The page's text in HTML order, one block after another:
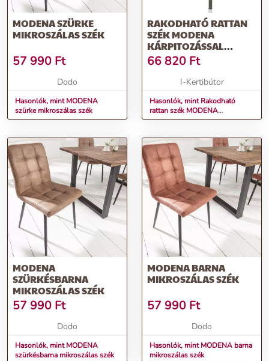
MODENA SZÜRKE
MIKROSZÁLAS SZÉK
57 990 Ft
Dodo
Hasonlók, mint MODENA
szürke mikroszálas szék
RAKODHATÓ RATTAN
SZÉK MODENA
KÁRPITOZÁSSAL
(SZÜRKE)
66 820 Ft
I-Kertibútor
Hasonlók, mint Rakodható
rattan szék MODENA
kárpitozással (szürke)
MODENA
SZÜRKÉSBARNA
MIKROSZÁLAS SZÉK
57 990 Ft
Dodo
Hasonlók, mint MODENA
szürkésbarna mikroszálas szék
MODENA BARNA
MIKROSZÁLAS SZÉK
57 990 Ft
Dodo
Hasonlók, mint MODENA barna
mikroszálas szék